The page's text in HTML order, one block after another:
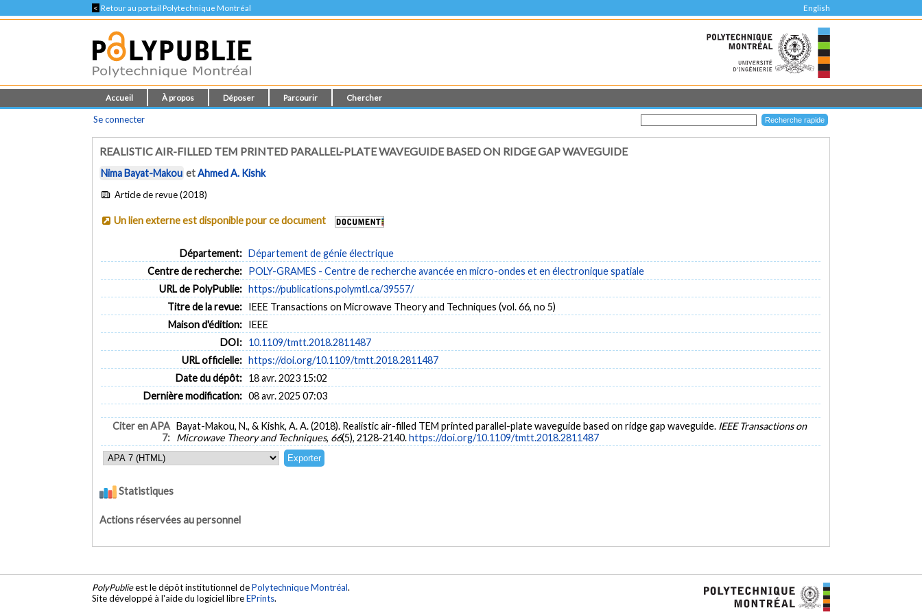
< Retour au portail Polytechnique Montréal English
Accueil À propos Déposer Parcourir Chercher
Se connecter
REALISTIC AIR-FILLED TEM PRINTED PARALLEL-PLATE WAVEGUIDE BASED ON RIDGE GAP WAVEGUIDE
Nima Bayat-Makou etAhmed A. Kishk
Article de revue (2018)
Un lien externe est disponible pour ce document
Département: Département de génie électrique
Centre de recherche: POLY-GRAMES - Centre de recherche avancée en micro-ondes et en électronique spatiale
URL de PolyPublie: https://publications.polymtl.ca/39557/
Titre de la revue: IEEE Transactions on Microwave Theory and Techniques (vol. 66, no 5)
Maison d'édition: IEEE
DOI: 10.1109/tmtt.2018.2811487
URL officielle: https://doi.org/10.1109/tmtt.2018.2811487
Date du dépôt: 18 avr. 2023 15:02
Dernière modification: 08 avr. 2025 07:03
Citer en APA
7:
Bayat-Makou, N., & Kishk, A. A. (2018). Realistic air-filled TEM printed parallel-plate waveguide based on ridge gap waveguide. IEEE Transactions on
Microwave Theory and Techniques, 66(5), 2128-2140.https://doi.org/10.1109/tmtt.2018.2811487
Statistiques
Actions réservées au personnel
PolyPublieest le dépôt institutionnel dePolytechnique Montréal.
Site développé à l'aide du logiciel libreEPrints.